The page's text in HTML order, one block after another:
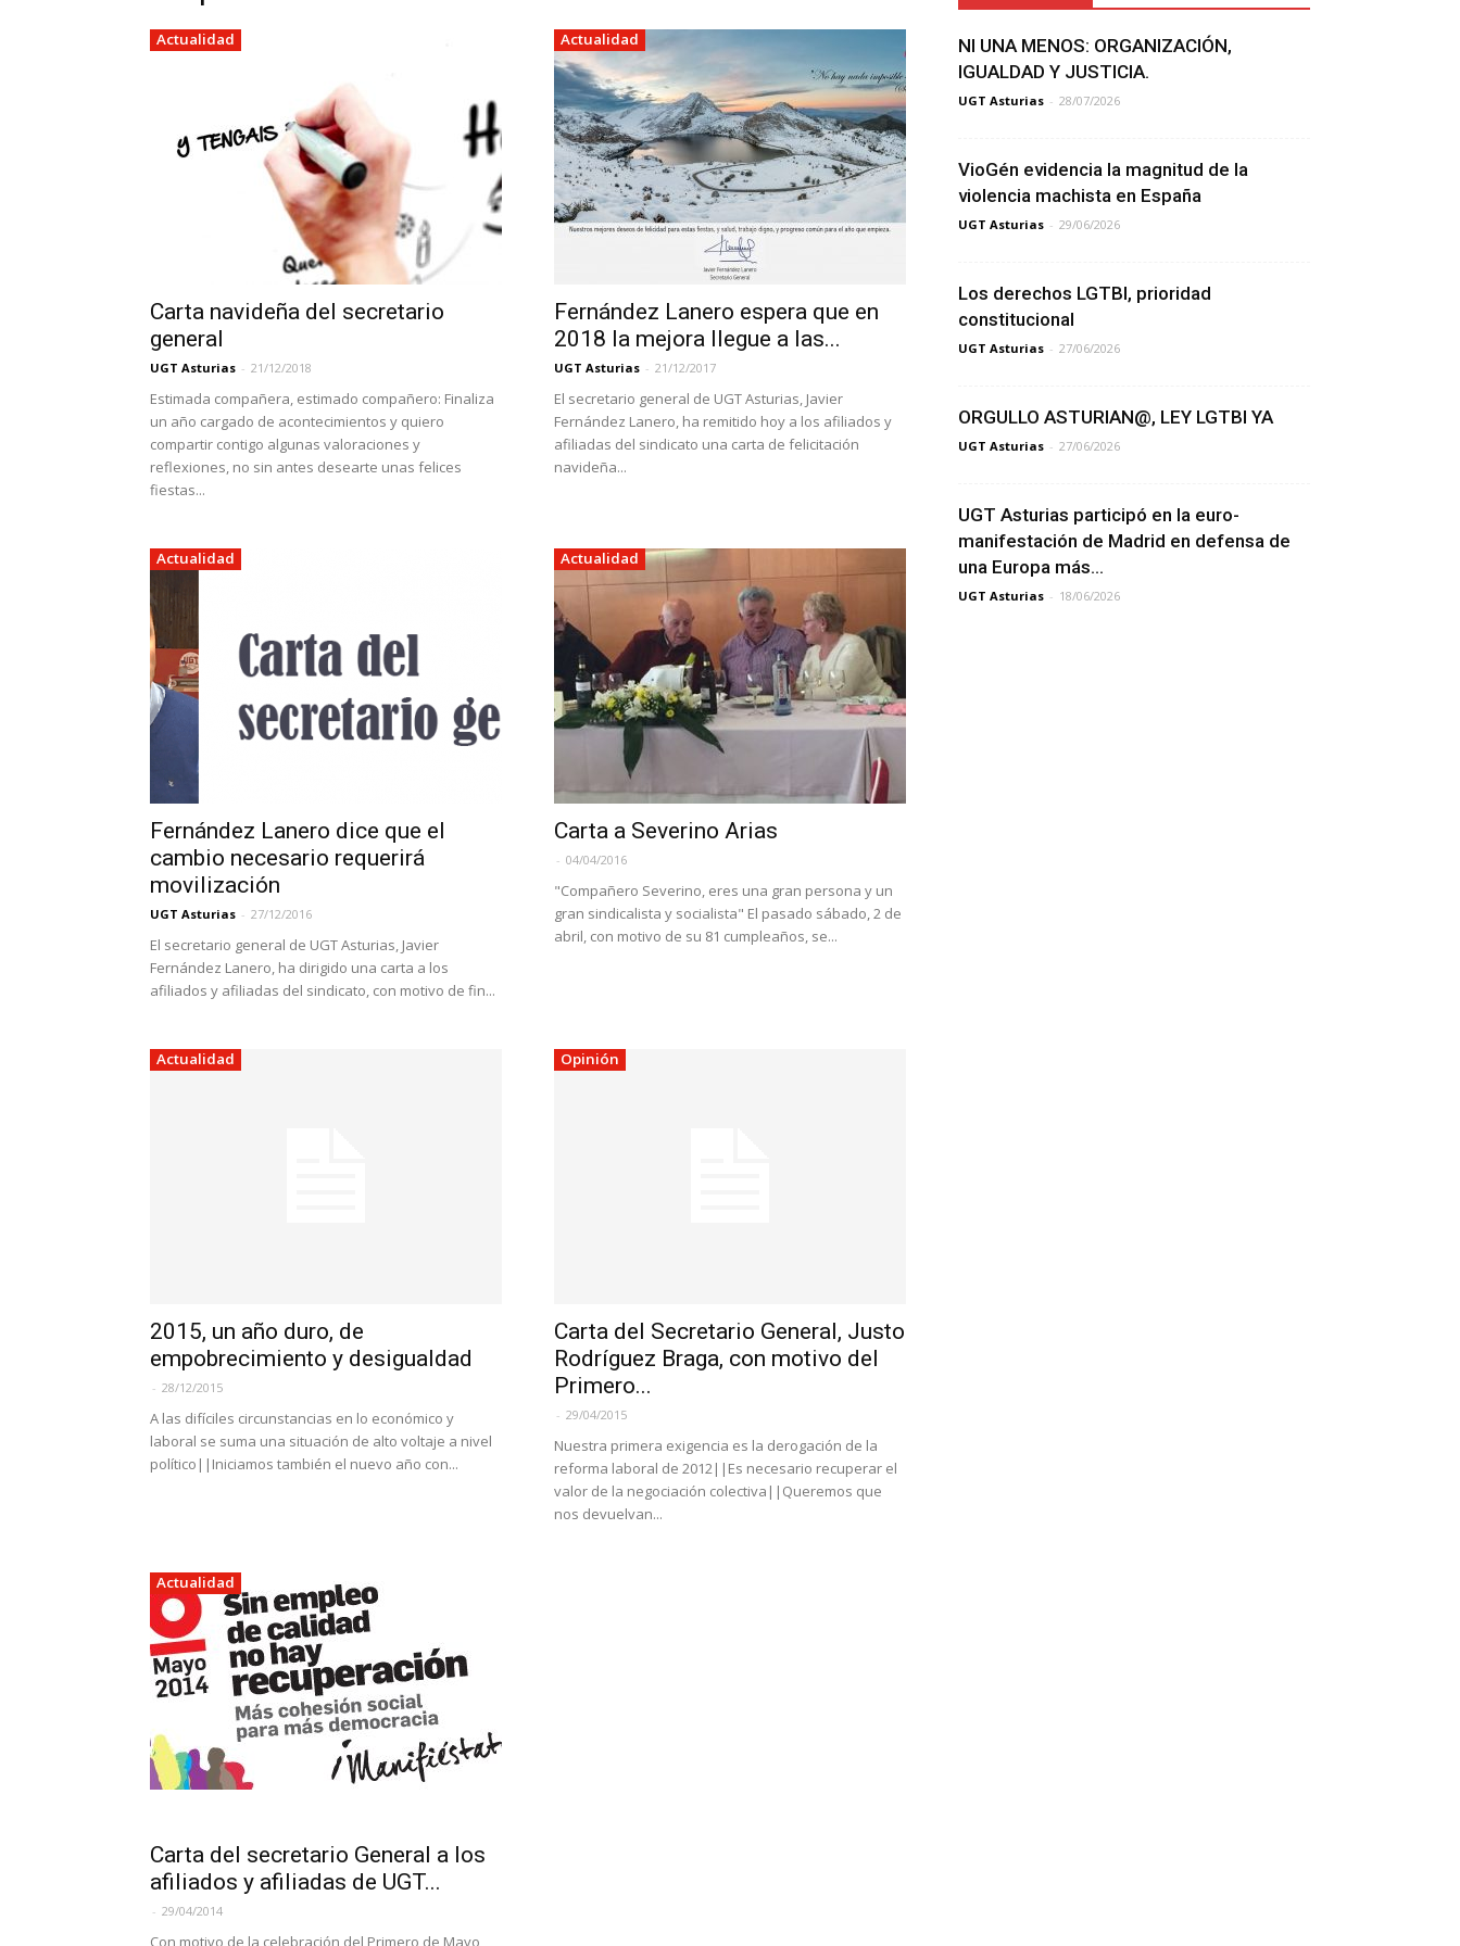
Actualidad
Carta navideña del secretario
general
UGT Asturias - 21/12/2018
Estimada compañera, estimado compañero: Finaliza
un año cargado de acontecimientos y quiero
compartir contigo algunas valoraciones y
reflexiones, no sin antes desearte unas felices
fiestas...
Actualidad
Fernández Lanero espera que en
2018 la mejora llegue a las...
UGT Asturias - 21/12/2017
El secretario general de UGT Asturias, Javier
Fernández Lanero, ha remitido hoy a los afiliados y
afiliadas del sindicato una carta de felicitación
navideña...
Actualidad
Fernández Lanero dice que el
cambio necesario requerirá
movilización
UGT Asturias - 27/12/2016
El secretario general de UGT Asturias, Javier
Fernández Lanero, ha dirigido una carta a los
afiliados y afiliadas del sindicato, con motivo de fin...
Actualidad
Carta a Severino Arias
- 04/04/2016
"Compañero Severino, eres una gran persona y un
gran sindicalista y socialista" El pasado sábado, 2 de
abril, con motivo de su 81 cumpleaños, se...
Actualidad
2015, un año duro, de
empobrecimiento y desigualdad
- 28/12/2015
A las difíciles circunstancias en lo económico y
laboral se suma una situación de alto voltaje a nivel
político||Iniciamos también el nuevo año con...
Opinión
Carta del Secretario General, Justo
Rodríguez Braga, con motivo del
Primero...
- 29/04/2015
Nuestra primera exigencia es la derogación de la
reforma laboral de 2012||Es necesario recuperar el
valor de la negociación colectiva||Queremos que
nos devuelvan...
Actualidad
Carta del secretario General a los
afiliados y afiliadas de UGT...
- 29/04/2014
Con motivo de la celebración del Primero de Mayo,
NI UNA MENOS: ORGANIZACIÓN,
IGUALDAD Y JUSTICIA.
UGT Asturias - 28/07/2026
VioGén evidencia la magnitud de la
violencia machista en España
UGT Asturias - 29/06/2026
Los derechos LGTBI, prioridad
constitucional
UGT Asturias - 27/06/2026
ORGULLO ASTURIAN@, LEY LGTBI YA
UGT Asturias - 27/06/2026
UGT Asturias participó en la euro-
manifestación de Madrid en defensa de
una Europa más...
UGT Asturias - 18/06/2026